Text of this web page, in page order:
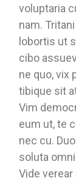
voluptaria
nam.
lobortis ut
cibo
ne quo, vix
tibique sit
Vim
eum ut, te
nec cu.
soluta
Vide